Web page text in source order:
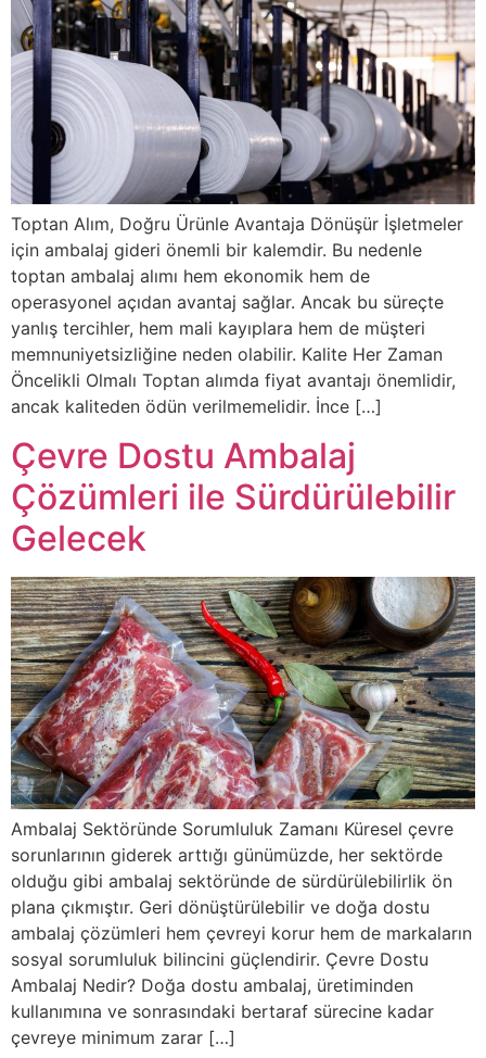
Toptan Alım, Doğru Ürünle Avantaja Dönüşür İşletmeler
için ambalaj gideri önemli bir kalemdir. Bu nedenle
toptan ambalaj alımı hem ekonomik hem de
operasyonel açıdan avantaj sağlar. Ancak bu süreçte
yanlış tercihler, hem mali kayıplara hem de müşteri
memnuniyetsizliğine neden olabilir. Kalite Her Zaman
Öncelikli Olmalı Toptan alımda fiyat avantajı önemlidir,
ancak kaliteden ödün verilmemelidir. İnce […]
Çevre Dostu Ambalaj
Çözümleri ile Sürdürülebilir
Gelecek
Ambalaj Sektöründe Sorumluluk Zamanı Küresel çevre
sorunlarının giderek arttığı günümüzde, her sektörde
olduğu gibi ambalaj sektöründe de sürdürülebilirlik ön
plana çıkmıştır. Geri dönüştürülebilir ve doğa dostu
ambalaj çözümleri hem çevreyi korur hem de markaların
sosyal sorumluluk bilincini güçlendirir. Çevre Dostu
Ambalaj Nedir? Doğa dostu ambalaj, üretiminden
kullanımına ve sonrasındaki bertaraf sürecine kadar
çevreye minimum zarar […]